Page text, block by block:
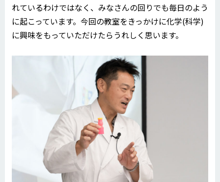
れているわけではなく、みなさんの回りでも毎日のよう
に起こっています。今回の教室をきっかけに化学(科学)
に興味をもっていただけたらうれしく思います。